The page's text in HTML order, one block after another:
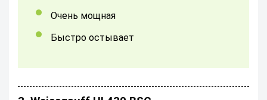
Очень мощная
Быстро остывает